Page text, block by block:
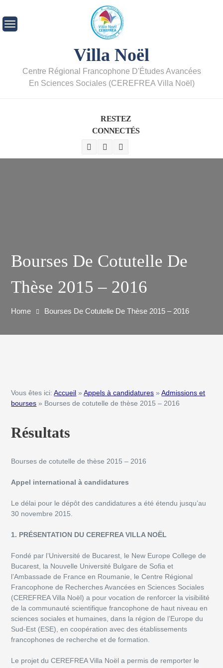
Villa Noël
Centre Régional Francophone D'Études Avancées
En Sciences Sociales (CEREFREA Villa Noël)
RESTEZ
CONNECTÉS
Bourses De Cotutelle De
Thèse 2015 – 2016
Home Bourses De Cotutelle De Thèse 2015 – 2016
Vous êtes ici:Accueil »Appels à candidatures »Admissions et
bourses » Bourses de cotutelle de thèse 2015 – 2016
Résultats
Bourses de cotutelle de thèse 2015 – 2016
Appel international à candidatures
Le délai pour le dépôt des candidatures a été étendu jusqu’au
30 novembre 2015.
1. PRÉSENTATION DU CEREFREA VILLA NOËL
Fondé par l’Université de Bucarest, le New Europe College de
Bucarest, la Nouvelle Université Bulgare de Sofia et
l’Ambassade de France en Roumanie, le Centre Régional
Francophone de Recherches Avancées en Sciences Sociales
(CEREFREA Villa Noël) a pour vocation de renforcer la visibilité
de la communauté scientifique francophone de haut niveau en
sciences sociales et humaines, dans la région de l’Europe du
Sud-Est (ESE), en coopération avec des établissements
francophones de recherche et de formation.
Le projet du CEREFREA Villa Noël a permis de remporter le